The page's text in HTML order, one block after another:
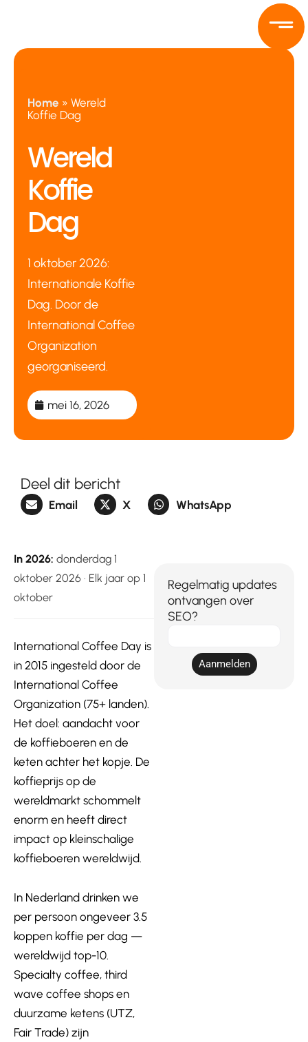
inhoud
Home » Wereld
Koffie Dag
Wereld
Koffie
Dag
1 oktober 2026:
Internationale Koffie
Dag. Door de
International Coffee
Organization
georganiseerd.
mei 16, 2026
Deel dit bericht
Email X WhatsApp
In 2026: donderdag 1
oktober 2026 · Elk jaar op 1
oktober
International Coffee Day is
in 2015 ingesteld door de
International Coffee
Organization (75+ landen).
Het doel: aandacht voor
de koffieboeren en de
keten achter het kopje. De
koffieprijs op de
wereldmarkt schommelt
enorm en heeft direct
impact op kleinschalige
koffieboeren wereldwijd.
In Nederland drinken we
per persoon ongeveer 3.5
koppen koffie per dag —
wereldwijd top-10.
Specialty coffee, third
wave coffee shops en
duurzame ketens (UTZ,
Fair Trade) zijn
Regelmatig updates
ontvangen over
SEO?
Aanmelden